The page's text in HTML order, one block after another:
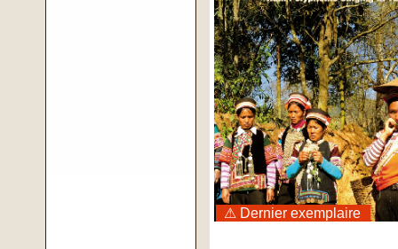
⚠ Dernier exemplaire